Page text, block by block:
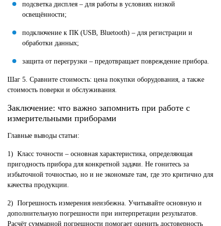
подсветка дисплея – для работы в условиях низкой
освещённости;
подключение к ПК (USB, Bluetooth) – для регистрации и
обработки данных;
защита от перегрузки – предотвращает повреждение прибора.
Шаг 5. Сравните стоимость: цена покупки оборудования, а также
стоимость поверки и обслуживания.
Заключение: что важно запомнить при работе с
измерительными приборами
Главные выводы статьи:
1) Класс точности – основная характеристика, определяющая
пригодность прибора для конкретной задачи. Не гонитесь за
избыточной точностью, но и не экономьте там, где это критично для
качества продукции.
2) Погрешность измерения неизбежна. Учитывайте основную и
дополнительную погрешности при интерпретации результатов.
Расчёт суммарной погрешности помогает оценить достоверность